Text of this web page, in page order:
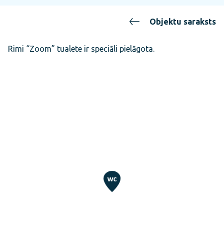
Objektu saraksts
Rimi “Zoom” tualete ir speciāli pielāgota.